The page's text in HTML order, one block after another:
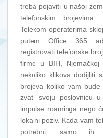
treba pojaviti u našoj
telefonskim
Telekom operaterima
putem Office 365
registrovati telefonske
firme u BIH,
nekoliko klikova dodijliti
brojeva koliko vam
zvati svoju poslovnicu
impulse roaminga nego
lokalni poziv. Kada vam
potrebni, samo ih